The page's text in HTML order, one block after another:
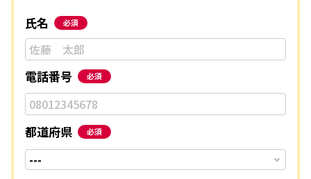
氏名 必須
電話番号 必須
都道府県 必須